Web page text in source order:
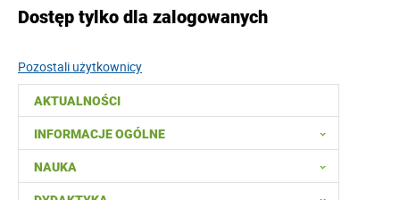
AKTUALNOŚCI
INFORMACJE OGÓLNE
NAUKA
Dostęp tylko dla zalogowanych
Pozostali użytkownicy